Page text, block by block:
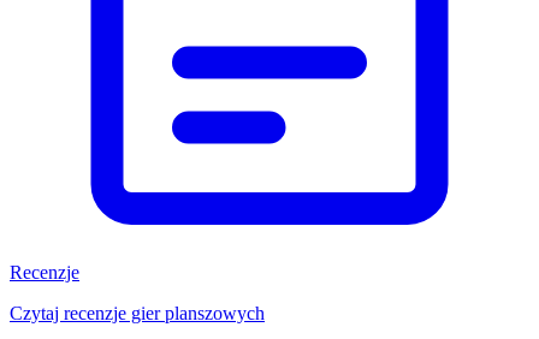
Recenzje
Czytaj recenzje gier planszowych